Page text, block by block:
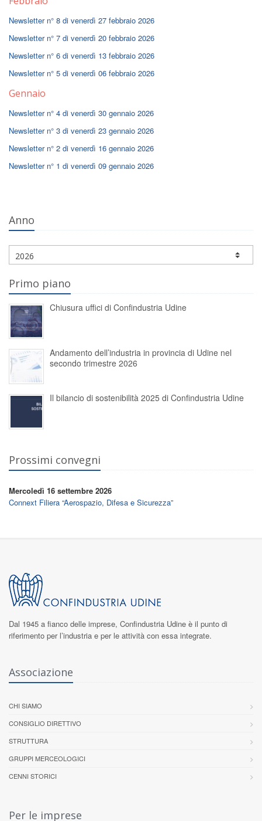
Newsletter n° 8 di venerdì 27 febbraio 2026
Newsletter n° 7 di venerdì 20 febbraio 2026
Newsletter n° 6 di venerdì 13 febbraio 2026
Newsletter n° 5 di venerdì 06 febbraio 2026
Gennaio
Newsletter n° 4 di venerdì 30 gennaio 2026
Newsletter n° 3 di venerdì 23 gennaio 2026
Newsletter n° 2 di venerdì 16 gennaio 2026
Newsletter n° 1 di venerdì 09 gennaio 2026
Anno
Primo piano
Chiusura uffici di Confindustria Udine
Andamento dell’industria in provincia di Udine nel
secondo trimestre 2026
Il bilancio di sostenibilità 2025 di Confindustria Udine
Prossimi convegni
Mercoledì 16 settembre 2026
Connext Filiera “Aerospazio, Difesa e Sicurezza”
Dal 1945 a fianco delle imprese, Confindustria Udine è il punto di
riferimento per l’industria e per le attività con essa integrate.
Associazione
CHI SIAMO
CONSIGLIO DIRETTIVO
STRUTTURA
GRUPPI MERCEOLOGICI
CENNI STORICI
Per le imprese